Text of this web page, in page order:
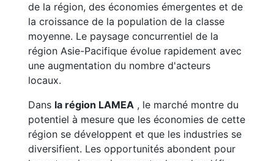
de la région, des économies émergentes et de
la croissance de la population de la classe
moyenne. Le paysage concurrentiel de la
région Asie-Pacifique évolue rapidement avec
une augmentation du nombre d'acteurs
locaux.
Dans la région LAMEA , le marché montre du
potentiel à mesure que les économies de cette
région se développent et que les industries se
diversifient. Les opportunités abondent pour